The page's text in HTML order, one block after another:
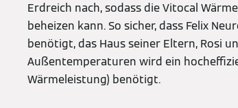
Erdreich nach, sodass die Vitocal
beheizen kann. So sicher, dass Felix
benötigt, das Haus seiner Eltern, Rosi
Außentemperaturen wird ein
Wärmeleistung) benötigt.